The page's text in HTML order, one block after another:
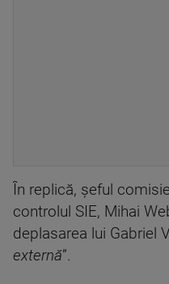
În replică, şeful
controlul SIE, Mihai
deplasarea lui Gabriel
externă”.